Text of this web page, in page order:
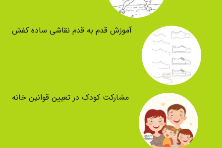
آموزش قدم به قدم نقاشی ساده کفش
مشارکت کودک در تعیین قوانین خانه